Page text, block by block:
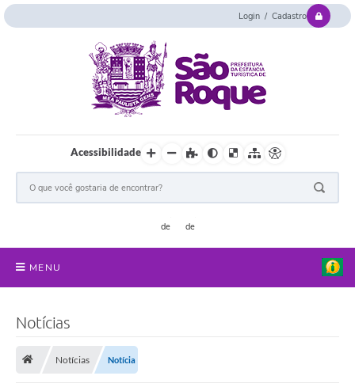
Login / Cadastro
Acessibilidade
MENU
Notícias
Notícias Notícia